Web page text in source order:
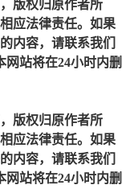
版权归原作者所
应法律责任。如果
内容，请联系我们
网站将在24小时内删
版权归原作者所
应法律责任。如果
内容，请联系我们
网站将在24小时内删